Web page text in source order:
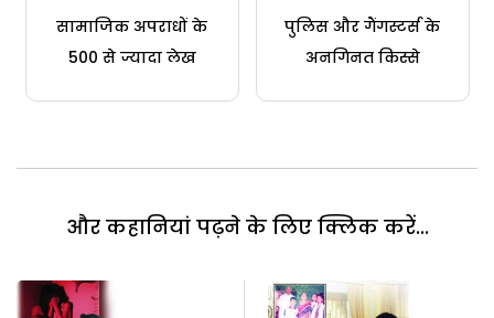
सामाजिक अपराधों के
500 से ज्यादा लेख
पुलिस और गैंगस्टर्स के
अनगिनत किस्से
और कहानियां पढ़ने के लिए क्लिक करें...